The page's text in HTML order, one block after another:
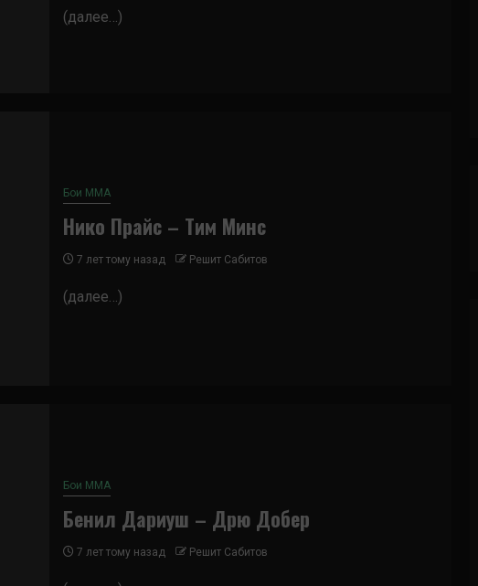
(далее…)
Бои ММА
Нико Прайс – Тим Минс
7 лет тому назад Решит Сабитов
(далее…)
Бои ММА
Бенил Дариуш – Дрю Добер
7 лет тому назад Решит Сабитов